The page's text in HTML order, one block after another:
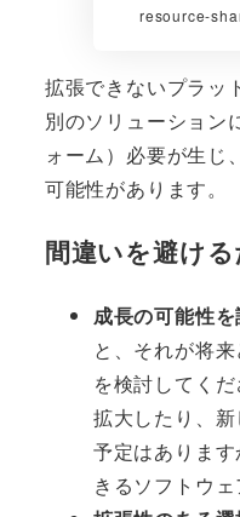
resource-
拡張できないプラッ
別のソリューション
ォーム）必要が生じ
可能性があります。
間違いを避け
成長の可能性を
と、それが将
を検討してく
拡大したり、
予定はありま
きるソフトウェ